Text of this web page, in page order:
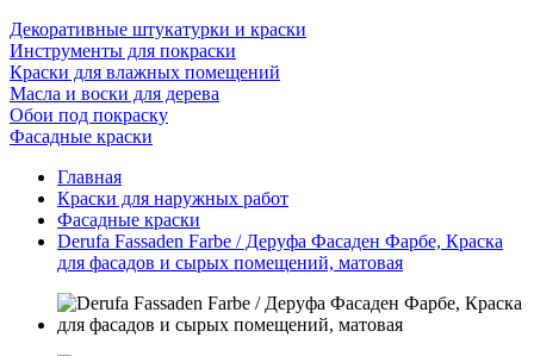
Декоративные штукатурки и краски
Инструменты для покраски
Краски для влажных помещений
Масла и воски для дерева
Обои под покраску
Фасадные краски
Главная
Краски для наружных работ
Фасадные краски
Derufa Fassaden Farbe / Деруфа Фасаден Фарбе, Краска
для фасадов и сырых помещений, матовая